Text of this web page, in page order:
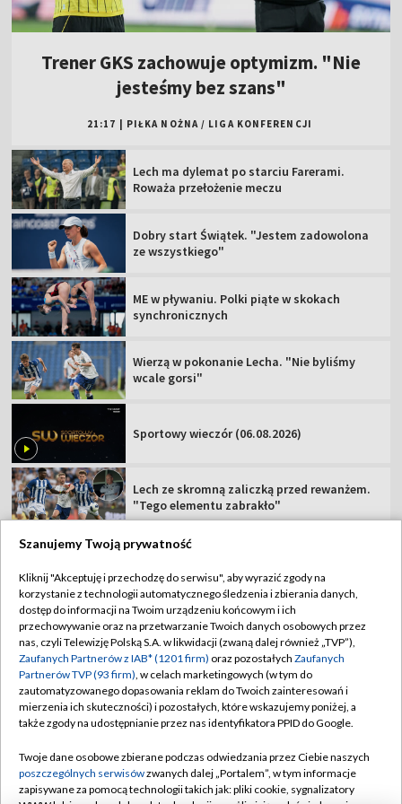
Trener GKS zachowuje optymizm. "Nie
jesteśmy bez szans"
21:17 PIŁKA NOŻNA / LIGA KONFERENCJI
Lech ma dylemat po starciu Farerami.
Roważa przełożenie meczu
Dobry start Świątek. "Jestem zadowolona
ze wszystkiego"
ME w pływaniu. Polki piąte w skokach
synchronicznych
Wierzą w pokonanie Lecha. "Nie byliśmy
wcale gorsi"
Sportowy wieczór (06.08.2026)
Lech ze skromną zaliczką przed rewanżem.
"Tego elementu zabrakło"
TVP
Abonament TVP
Sklep TVP
Biuro Reklamy
Oferta Handlowa
Emisja w TVP
Regulamin TVP
Polityka prywatności
Moje zgody
Biuro reklamy
Szanujemy Twoją prywatność
Kliknij "Akceptuję i przechodzę do serwisu", aby wyrazić zgody na
korzystanie z technologii automatycznego śledzenia i zbierania danych,
dostęp do informacji na Twoim urządzeniu końcowym i ich
przechowywanie oraz na przetwarzanie Twoich danych osobowych przez
nas, czyli Telewizję Polską S.A. w likwidacji (zwaną dalej również „TVP”),
Zaufanych Partnerów z IAB* (1201 firm) oraz pozostałych Zaufanych
Partnerów TVP (93 firm), w celach marketingowych (w tym do
zautomatyzowanego dopasowania reklam do Twoich zainteresowań i
mierzenia ich skuteczności) i pozostałych, które wskazujemy poniżej, a
także zgody na udostępnianie przez nas identyfikatora PPID do Google.
Twoje dane osobowe zbierane podczas odwiedzania przez Ciebie naszych
poszczególnych serwisówzwanych dalej „Portalem”, w tym informacje
zapisywane za pomocą technologii takich jak: pliki cookie, sygnalizatory